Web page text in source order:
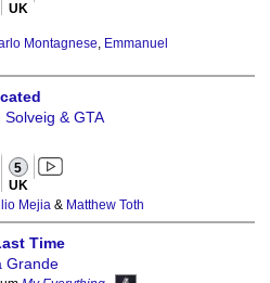
UK
Montagnese, Emmanuel
Solveig & GTA
5
UK
Mejia & Matthew Toth
Time
Grande